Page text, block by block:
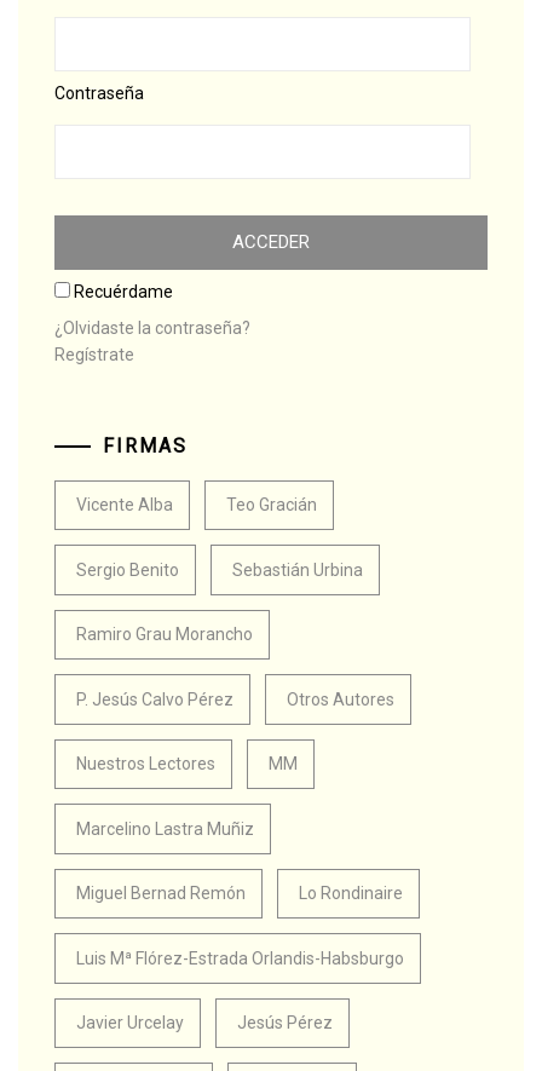
Contraseña
Recuérdame
¿Olvidaste la contraseña?
Regístrate
FIRMAS
Vicente Alba Teo Gracián
Sergio Benito Sebastián Urbina
Ramiro Grau Morancho
P. Jesús Calvo Pérez Otros Autores
Nuestros Lectores MM
Marcelino Lastra Muñiz
Miguel Bernad Remón Lo Rondinaire
Luis Mª Flórez-Estrada Orlandis-Habsburgo
Javier Urcelay Jesús Pérez